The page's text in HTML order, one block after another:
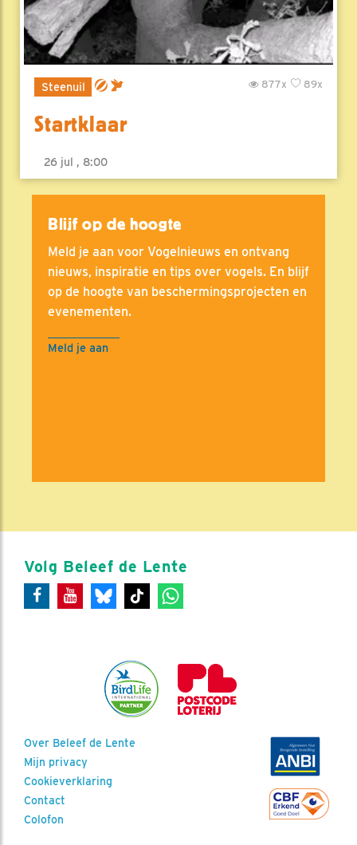
Steenuil 89x
877x
Startklaar
26 jul , 8:00
Blijf op de hoogte
Meld je aan voor Vogelnieuws en ontvang
nieuws, inspiratie en tips over vogels. En blijf
op de hoogte van beschermingsprojecten en
evenementen.
Meld je aan
Volg Beleef de Lente
Over Beleef de Lente
Mijn privacy
Cookieverklaring
Contact
Colofon